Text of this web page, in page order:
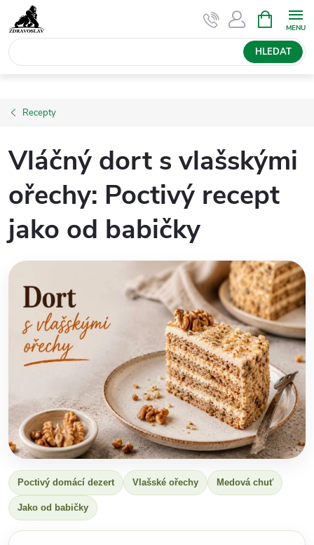
na
obsah
HLEDAT
NÁKUPNÍ
KOŠÍK
Recepty
Vláčný dort s vlašskými
ořechy: Poctivý recept
jako od babičky
Poctivý domácí dezert Vlašské ořechy Medová chuť
Jako od babičky